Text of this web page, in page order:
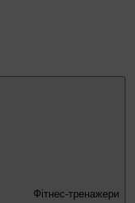
Фітнес-тренажери